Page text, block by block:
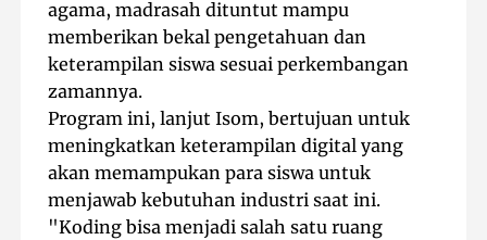
agama, madrasah dituntut mampu
memberikan bekal pengetahuan dan
keterampilan siswa sesuai perkembangan
zamannya.
Program ini, lanjut Isom, bertujuan untuk
meningkatkan keterampilan digital yang
akan memampukan para siswa untuk
menjawab kebutuhan industri saat ini.
"Koding bisa menjadi salah satu ruang